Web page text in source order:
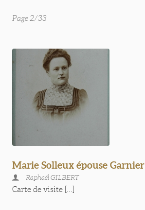
Page 2/33
Marie Solleux épouse Garnier
Raphaël GILBERT
Carte de visite [...]